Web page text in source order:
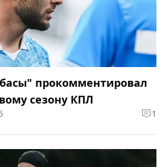
прокомментировал
сезону КПЛ
1